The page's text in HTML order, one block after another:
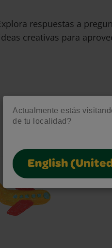
Actualmente estás
de tu localidad?
English
respuestas a
creativas para